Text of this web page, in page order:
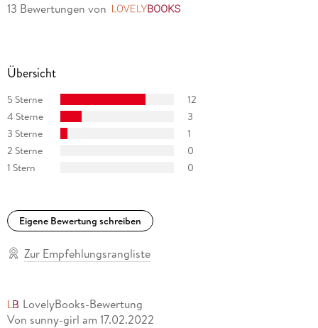
13 Bewertungen von
Übersicht
5 Sterne
12
4 Sterne
3
3 Sterne
1
2 Sterne
0
1 Stern
0
Eigene Bewertung schreiben
Zur Empfehlungsrangliste
LovelyBooks-Bewertung
Von sunny-girl am 17.02.2022